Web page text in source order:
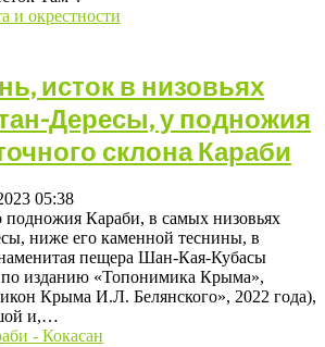
и окрестности
исток в низовьях
Дересы, у подножия
склона Караби
05:38
подножия Караби, в самых низовьях
ниже его каменной теснины, в
пещера Шан-Кая-Кубасы
по изданию «Топонимика Крыма»,
Крыма И.Л. Белянского», 2022 года),
и,…
- Кокасан